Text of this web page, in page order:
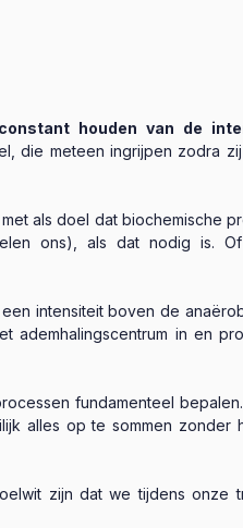
houden van de
die meteen ingrijpen zodra
als doel dat biochemische
ons), als dat nodig is.
intensiteit boven de
ademhalingscentrum in en
fundamenteel
alles op te sommen zonder
zijn dat we tijdens onze